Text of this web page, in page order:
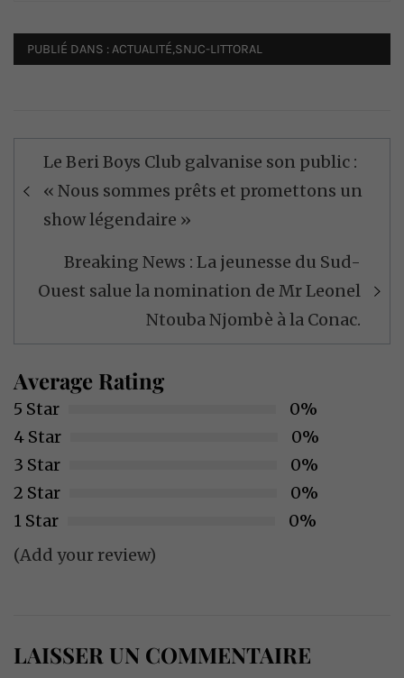
PUBLIÉ DANS :ACTUALITÉ,SNJC-LITTORAL
Navigation
de
l’article
Le Beri Boys Club galvanise son public :
« Nous sommes prêts et promettons un
show légendaire »
Breaking News : La jeunesse du Sud-
Ouest salue la nomination de Mr Leonel
Ntouba Njombè à la Conac.
Average Rating
5 Star
0%
4 Star
0%
3 Star
0%
2 Star
0%
1 Star
0%
(Add your review)
LAISSER UN COMMENTAIRE